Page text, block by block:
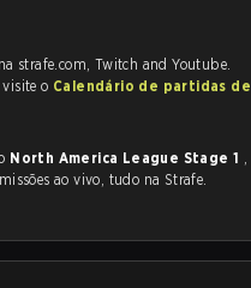
strafe.com, Twitch and Youtube.
o Calendário de partidas de
North America League Stage 1 ,
ao vivo, tudo na Strafe.